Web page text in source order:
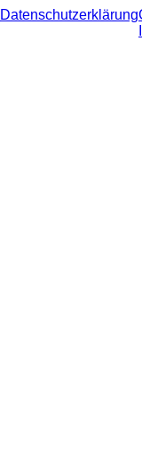
Datenschutzerklärung